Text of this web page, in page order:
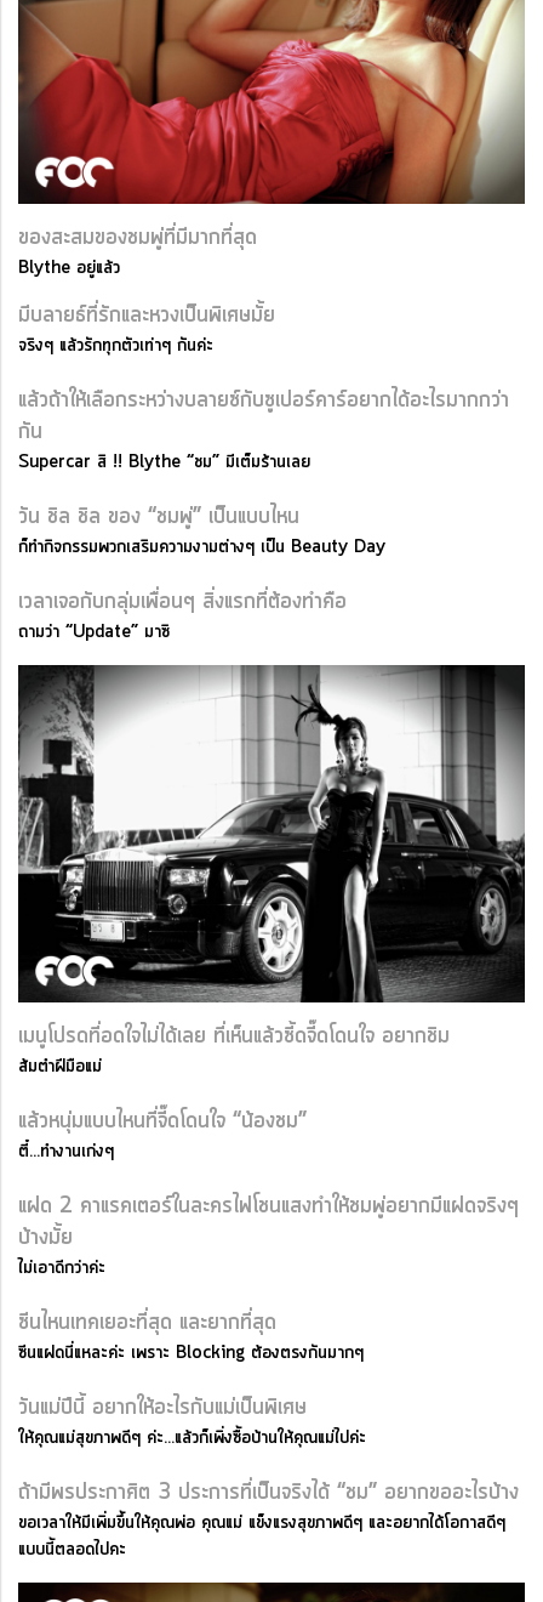
ของสะสมของชมพู่ที่มีมากที่สุด
Blythe อยู่แล้ว
มีบลายธ์ที่รักและหวงเป็นพิเศษมั้ย
จริงๆ แล้วรักทุกตัวเท่าๆ กันค่ะ
แล้วถ้าให้เลือกระหว่างบลายซ์กับซูเปอร์คาร์อยากได้อะไรมากกว่า
กัน
Supercar สิ !! Blythe “ชม” มีเต็มร้านเลย
วัน ชิล ชิล ของ “ชมพู่” เป็นแบบไหน
ก็ทำกิจกรรมพวกเสริมความงามต่างๆ เป็น Beauty Day
เวลาเจอกับกลุ่มเพื่อนๆ สิ่งแรกที่ต้องทำคือ
ถามว่า “Update” มาซิ
เมนูโปรดที่อดใจไม่ได้เลย ที่เห็นแล้วซี้ดจี๊ดโดนใจ อยากชิม
ส้มตำฝีมือแม่
แล้วหนุ่มแบบไหนที่จี๊ดโดนใจ “น้องชม”
ตี๋...ทำงานเก่งๆ
แฝด 2 คาแรคเตอร์ในละครไฟโชนแสงทำให้ชมพู่อยากมีแฝดจริงๆ
บ้างมั้ย
ไม่เอาดีกว่าค่ะ
ซีนไหนเทคเยอะที่สุด และยากที่สุด
ซีนแฝดนี่แหละค่ะ เพราะ Blocking ต้องตรงกันมากๆ
วันแม่ปีนี้ อยากให้อะไรกับแม่เป็นพิเศษ
ให้คุณแม่สุขภาพดีๆ ค่ะ...แล้วก็เพิ่งซื้อบ้านให้คุณแม่ไปค่ะ
ถ้ามีพรประกาศิต 3 ประการที่เป็นจริงได้ “ชม” อยากขออะไรบ้าง
ขอเวลาให้มีเพิ่มขึ้นให้คุณพ่อ คุณแม่ แข็งแรงสุขภาพดีๆ และอยากได้โอกาสดีๆ
แบบนี้ตลอดไปคะ